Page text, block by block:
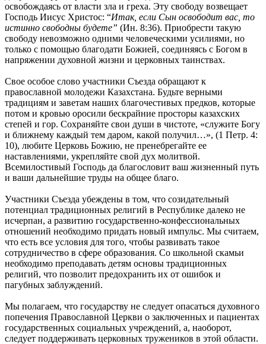
освобождаясь от власти зла и греха. Эту свободу возвещает
Господь Иисус Христос: “Итак, если Сын освободит вас, то
истинно свободны будете” (Ин. 8:36). Приобрести такую
свободу невозможно одними человеческими усилиями, но
только с помощью благодати Божией, соединяясь с Богом в
напряжении духовной жизни и церковных таинствах.
Свое особое слово участники Съезда обращают к
православной молодежи Казахстана. Будьте верными
традициям и заветам наших благочестивых предков, которые
потом и кровью оросили бескрайние просторы казахских
степей и гор. Сохраняйте свои души в чистоте, «служите Богу
и ближнему каждый тем даром, какой получил…», (1 Петр. 4:
10), любите Церковь Божию, не пренебрегайте ее
наставлениями, укрепляйте свой дух молитвой.
Всемилостивый Господь да благословит ваш жизненный путь
и ваши дальнейшие труды на общее благо.
Участники Съезда убеждены в том, что созидательный
потенциал традиционных религий в Республике далеко не
исчерпан, а развитию государственно-конфессиональных
отношений необходимо придать новый импульс. Мы считаем,
что есть все условия для того, чтобы развивать такое
сотрудничество в сфере образования. Со школьной скамьи
необходимо преподавать детям основы традиционных
религий, что позволит предохранить их от ошибок и
пагубных заблуждений.
Мы полагаем, что государству не следует опасаться духовного
попечения Православной Церкви о заключенных и пациентах
государственных социальных учреждений, а, наоборот,
следует поддерживать церковных тружеников в этой области.